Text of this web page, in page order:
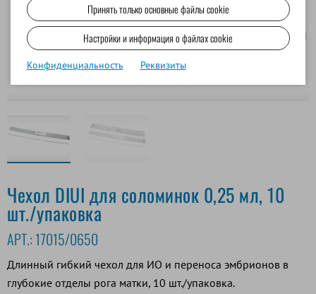
Чехол DIUI для соломинок 0,25 мл, 10
шт./упаковка
АРТ.: 17015/0650
Длинный гибкий чехол для ИО и переноса эмбрионов в
глубокие отделы рога матки, 10 шт./упаковка.
Принять только основные файлы cookie
Настройки и информация о файлах cookie
Конфиденциальность Реквизиты